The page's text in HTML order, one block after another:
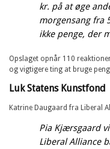
kr. på at øge
morgensang fra
ikke penge, der
Opslaget opnår 110
og vigtigere ting at bruge
Luk Statens Kunstfond
Katrine Daugaard fra Liberal
Pia Kjærsgaard
Liberal Alliance